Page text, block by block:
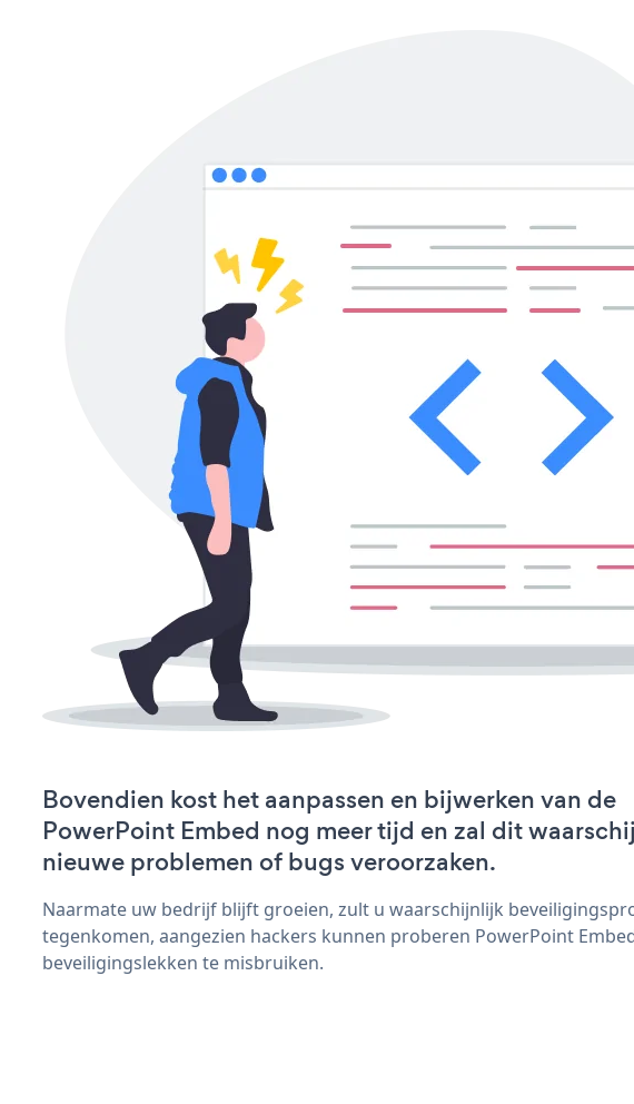
Bovendien kost het aanpassen en bijwerken van de
PowerPoint Embed nog meer tijd en zal dit
nieuwe problemen of bugs veroorzaken.
Naarmate uw bedrijf blijft groeien, zult u waarschijnlijk
tegenkomen, aangezien hackers kunnen proberen PowerPoint
beveiligingslekken te misbruiken.